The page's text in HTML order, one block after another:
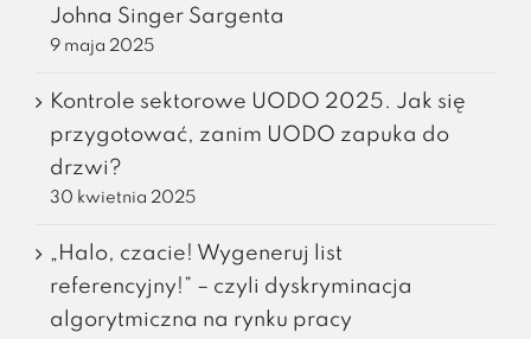
Johna Singer Sargenta
9 maja 2025
Kontrole sektorowe UODO 2025. Jak się
przygotować, zanim UODO zapuka do
drzwi?
30 kwietnia 2025
„Halo, czacie! Wygeneruj list
referencyjny!” – czyli dyskryminacja
algorytmiczna na rynku pracy